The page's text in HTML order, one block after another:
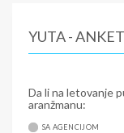
YUTA -
Da li na letovanje
aranžmanu:
SA AGENCIJOM